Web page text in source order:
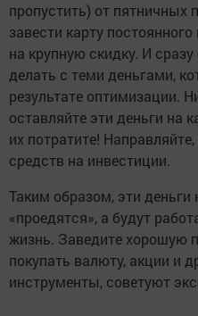
пропустить) от пятничных
завести карту
на крупную скидку. И
делать с теми деньгами,
результате оптимизации.
оставляйте эти деньги на
их потратите!
средств на инвестиции.
Таким образом, эти деньги
«проедятся», а будут
жизнь. Заведите хорошую
покупать валюту, акции и
инструменты, советуют